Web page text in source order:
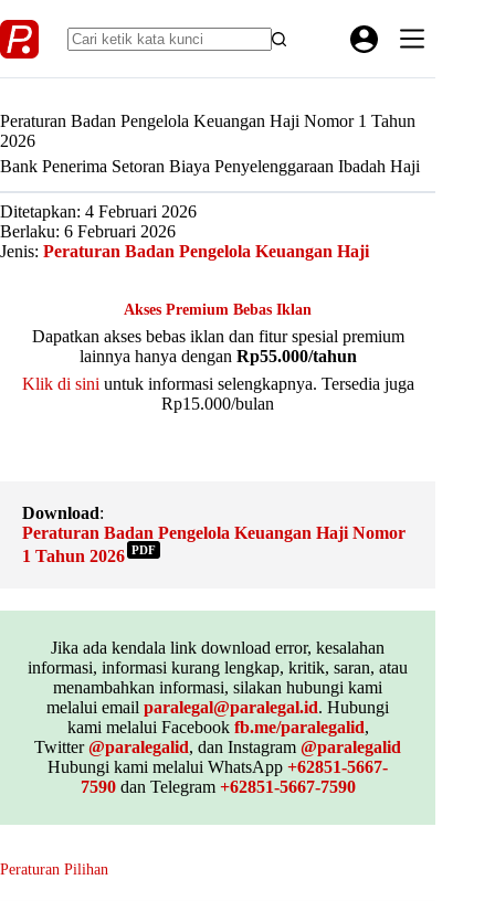
to
content
Peraturan Badan Pengelola Keuangan Haji Nomor 1 Tahun
2026
Bank Penerima Setoran Biaya Penyelenggaraan Ibadah Haji
Ditetapkan: 4 Februari 2026
Berlaku: 6 Februari 2026
Jenis: Peraturan Badan Pengelola Keuangan Haji
Akses Premium Bebas Iklan
Dapatkan akses bebas iklan dan fitur spesial premium
lainnya hanya dengan Rp55.000/tahun
Klik di sini untuk informasi selengkapnya. Tersedia juga
Rp15.000/bulan
Download:
Peraturan Badan Pengelola Keuangan Haji Nomor
1 Tahun 2026 PDF
Jika ada kendala link download error, kesalahan
informasi, informasi kurang lengkap, kritik, saran, atau
menambahkan informasi, silakan hubungi kami
melalui emailparalegal@paralegal.id. Hubungi
kami melalui Facebook fb.me/paralegalid,
Twitter@paralegalid, dan Instagram@paralegalid
Hubungi kami melalui WhatsApp+62851-5667-
7590dan Telegram +62851-5667-7590
Peraturan Pilihan